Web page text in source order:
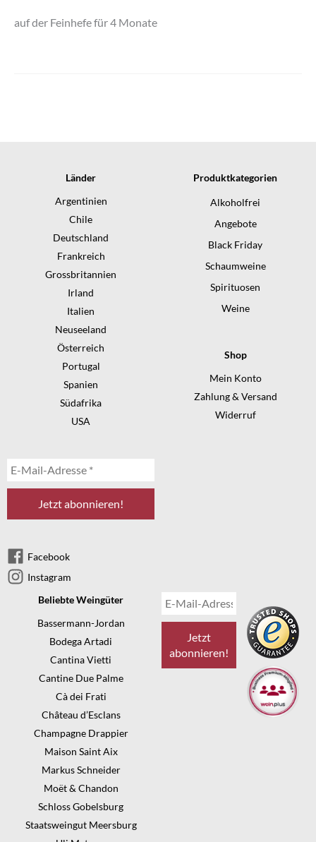
auf der Feinhefe für 4 Monate
Länder
Argentinien
Chile
Deutschland
Frankreich
Grossbritannien
Irland
Italien
Neuseeland
Österreich
Portugal
Spanien
Südafrika
USA
Facebook
Instagram
Produktkategorien
Alkoholfrei
Angebote
Black Friday
Schaumweine
Spirituosen
Weine
Shop
Mein Konto
Zahlung & Versand
Widerruf
Beliebte Weingüter
Bassermann-Jordan
Bodega Artadi
Cantina Vietti
Cantine Due Palme
Cà dei Frati
Château d’Esclans
Champagne Drappier
Maison Saint Aix
Markus Schneider
Moët & Chandon
Schloss Gobelsburg
Staatsweingut Meersburg